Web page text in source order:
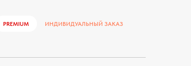
PREMIUM ИНДИВИДУАЛЬНЫЙ ЗАКАЗ